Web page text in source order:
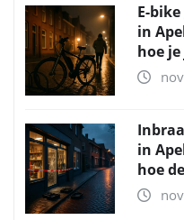
E-
in
hoe
in
hoe